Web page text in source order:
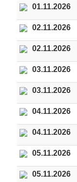
01.11.2026
02.11.2026
02.11.2026
03.11.2026
03.11.2026
04.11.2026
04.11.2026
05.11.2026
05.11.2026